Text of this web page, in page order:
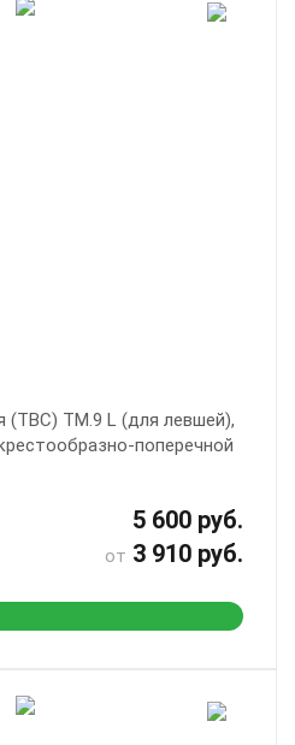
(ТВС) ТМ.9 L (для левшей),
поперечной
5 600 руб.
от 3 910 руб.